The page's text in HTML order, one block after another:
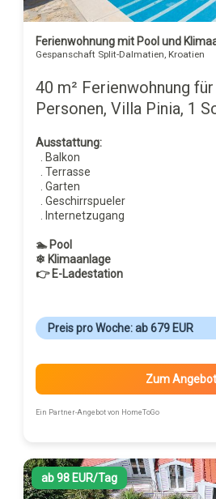
Ferienwohnung mit Pool und
Gespanschaft Split-Dalmatien, Kroatien
40 m² Ferienwohnung
Personen, Villa Pinia, 1
Ausstattung:
. Balkon
. Terrasse
. Garten
. Geschirrspueler
. Internetzugang
🏊 Pool
❄ Klimaanlage
👉 E-Ladestation
Preis pro Woche: ab 679 EUR
Zum Angebot
Ein Partner-Angebot von HomeToGo
ab 98 EUR/Tag